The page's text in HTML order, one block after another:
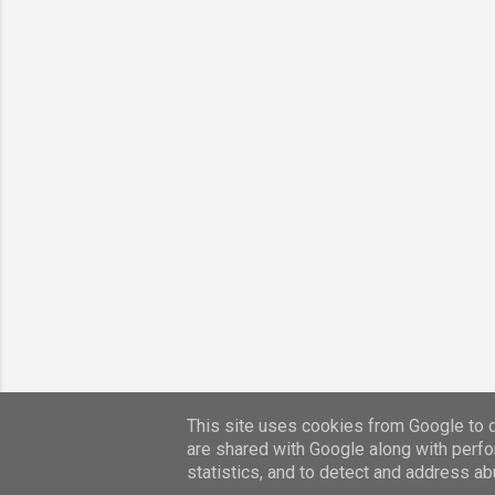
This site uses cookies from Google to
are shared with Google along with
statistics, and to detect and address